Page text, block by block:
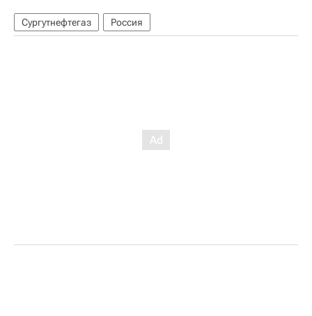
Сургутнефтегаз Россия